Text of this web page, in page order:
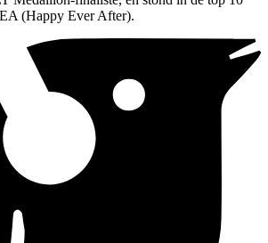
(Happy Ever After).